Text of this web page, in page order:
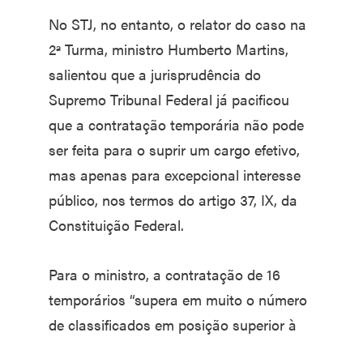
No STJ, no entanto, o relator do caso na
2ª Turma, ministro Humberto Martins,
salientou que a jurisprudência do
Supremo Tribunal Federal já pacificou
que a contratação temporária não pode
ser feita para o suprir um cargo efetivo,
mas apenas para excepcional interesse
público, nos termos do artigo 37, IX, da
Constituição Federal.
Para o ministro, a contratação de 16
temporários “supera em muito o número
de classificados em posição superior à